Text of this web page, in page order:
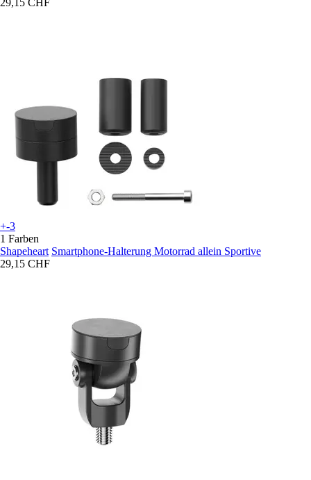
+-3
1 Farben
Shapeheart Smartphone-Halterung Motorrad allein Sportive
29,15 CHF